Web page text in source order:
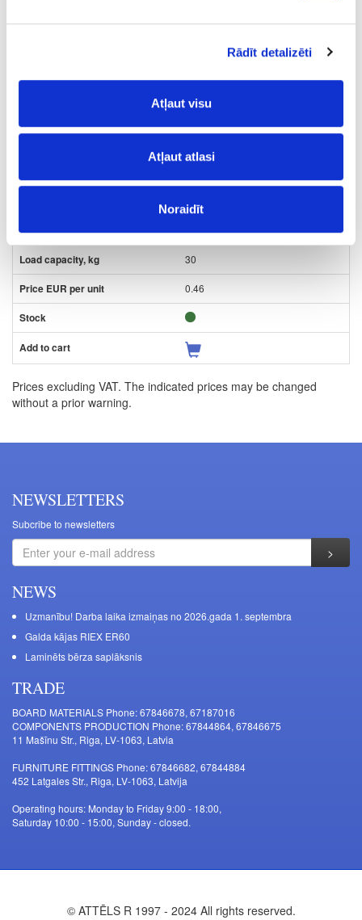
Rādīt detalizēti
Atļaut visu
Atļaut atlasi
Noraidīt
Swiveling castor, D-50mm
50
30
0.46
Prices excluding VAT. The indicated prices may be changed
without a prior warning.
NEWSLETTERS
Subcribe to newsletters
NEWS
Uzmanību! Darba laika izmaiņas no 2026.gada 1. septembra
Galda kājas RIEX ER60
Laminēts bērza saplāksnis
TRADE
BOARD MATERIALS Phone: 67846678, 67187016
COMPONENTS PRODUCTION Phone: 67844864, 67846675
11 Mašīnu Str., Riga, LV-1063, Latvia
FURNITURE FITTINGS Phone: 67846682, 67844884
452 Latgales Str., Riga, LV-1063, Latvija
Operating hours: Monday to Friday 9:00 - 18:00,
Saturday 10:00 - 15:00, Sunday - closed.
© ATTĒLS R 1997 - 2024 All rights reserved.